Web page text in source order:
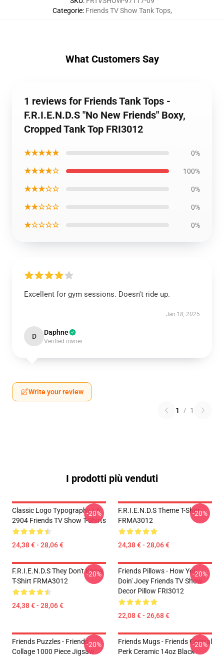
Categorie: Friends TV Show Tank Tops,
What Customers Say
1 reviews for Friends Tank Tops -
F.R.I.E.N.D.S "No New Friends" Boxy,
Cropped Tank Top FRI3012
★★★★★ 0%
★★★★☆ 100%
★★★☆☆ 0%
★★☆☆☆ 0%
★☆☆☆☆ 0%
Excellent for gym sessions. Doesn't ride up.
Jan 18, 2025
D Daphne
Verified owner
Write your review
1 / 1
I prodotti più venduti
Classic Logo Typography LA
2904 Friends TV Show T-Shirts
24,38 € - 28,06 €
-20%
F.R.I.E.N.D.S Theme T-Shirt
FRMA3012
24,38 € - 28,06 €
-20%
F.R.I.E.N.D.S They Don't Know
T-Shirt FRMA3012
24,38 € - 28,06 €
-20%
Friends Pillows - How You
Doin' Joey Friends TV Show
Decor Pillow FRI3012
22,08 € - 26,68 €
-20%
Friends Puzzles - Friends
Collage 1000 Piece Jigsaw
-20%
Friends Mugs - Friends Central
Perk Ceramic 14oz Black
-20%